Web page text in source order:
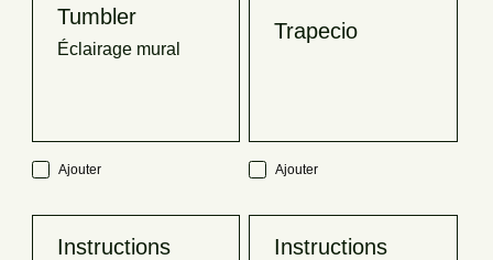
Tumbler
Éclairage mural
Ajouter
Trapecio
Ajouter
Instructions Instructions